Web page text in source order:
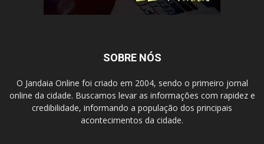
SOBRE NÓS
O Jandaia Online foi criado em 2004, sendo o primeiro jornal
online da cidade. Buscamos levar as informações com rapidez e
credibilidade, informando a população dos principais
acontecimentos da cidade.